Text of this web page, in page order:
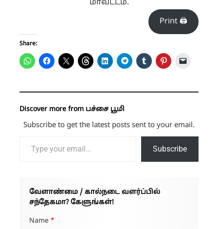
மாவட்டம்.
Print 🖨
Share:
Discover more from பச்சை பூமி
Subscribe to get the latest posts sent to your email.
Subscribe
வேளாண்மை / கால்நடை வளர்ப்பில்
சந்தேகமா? கேளுங்கள்!
Name *